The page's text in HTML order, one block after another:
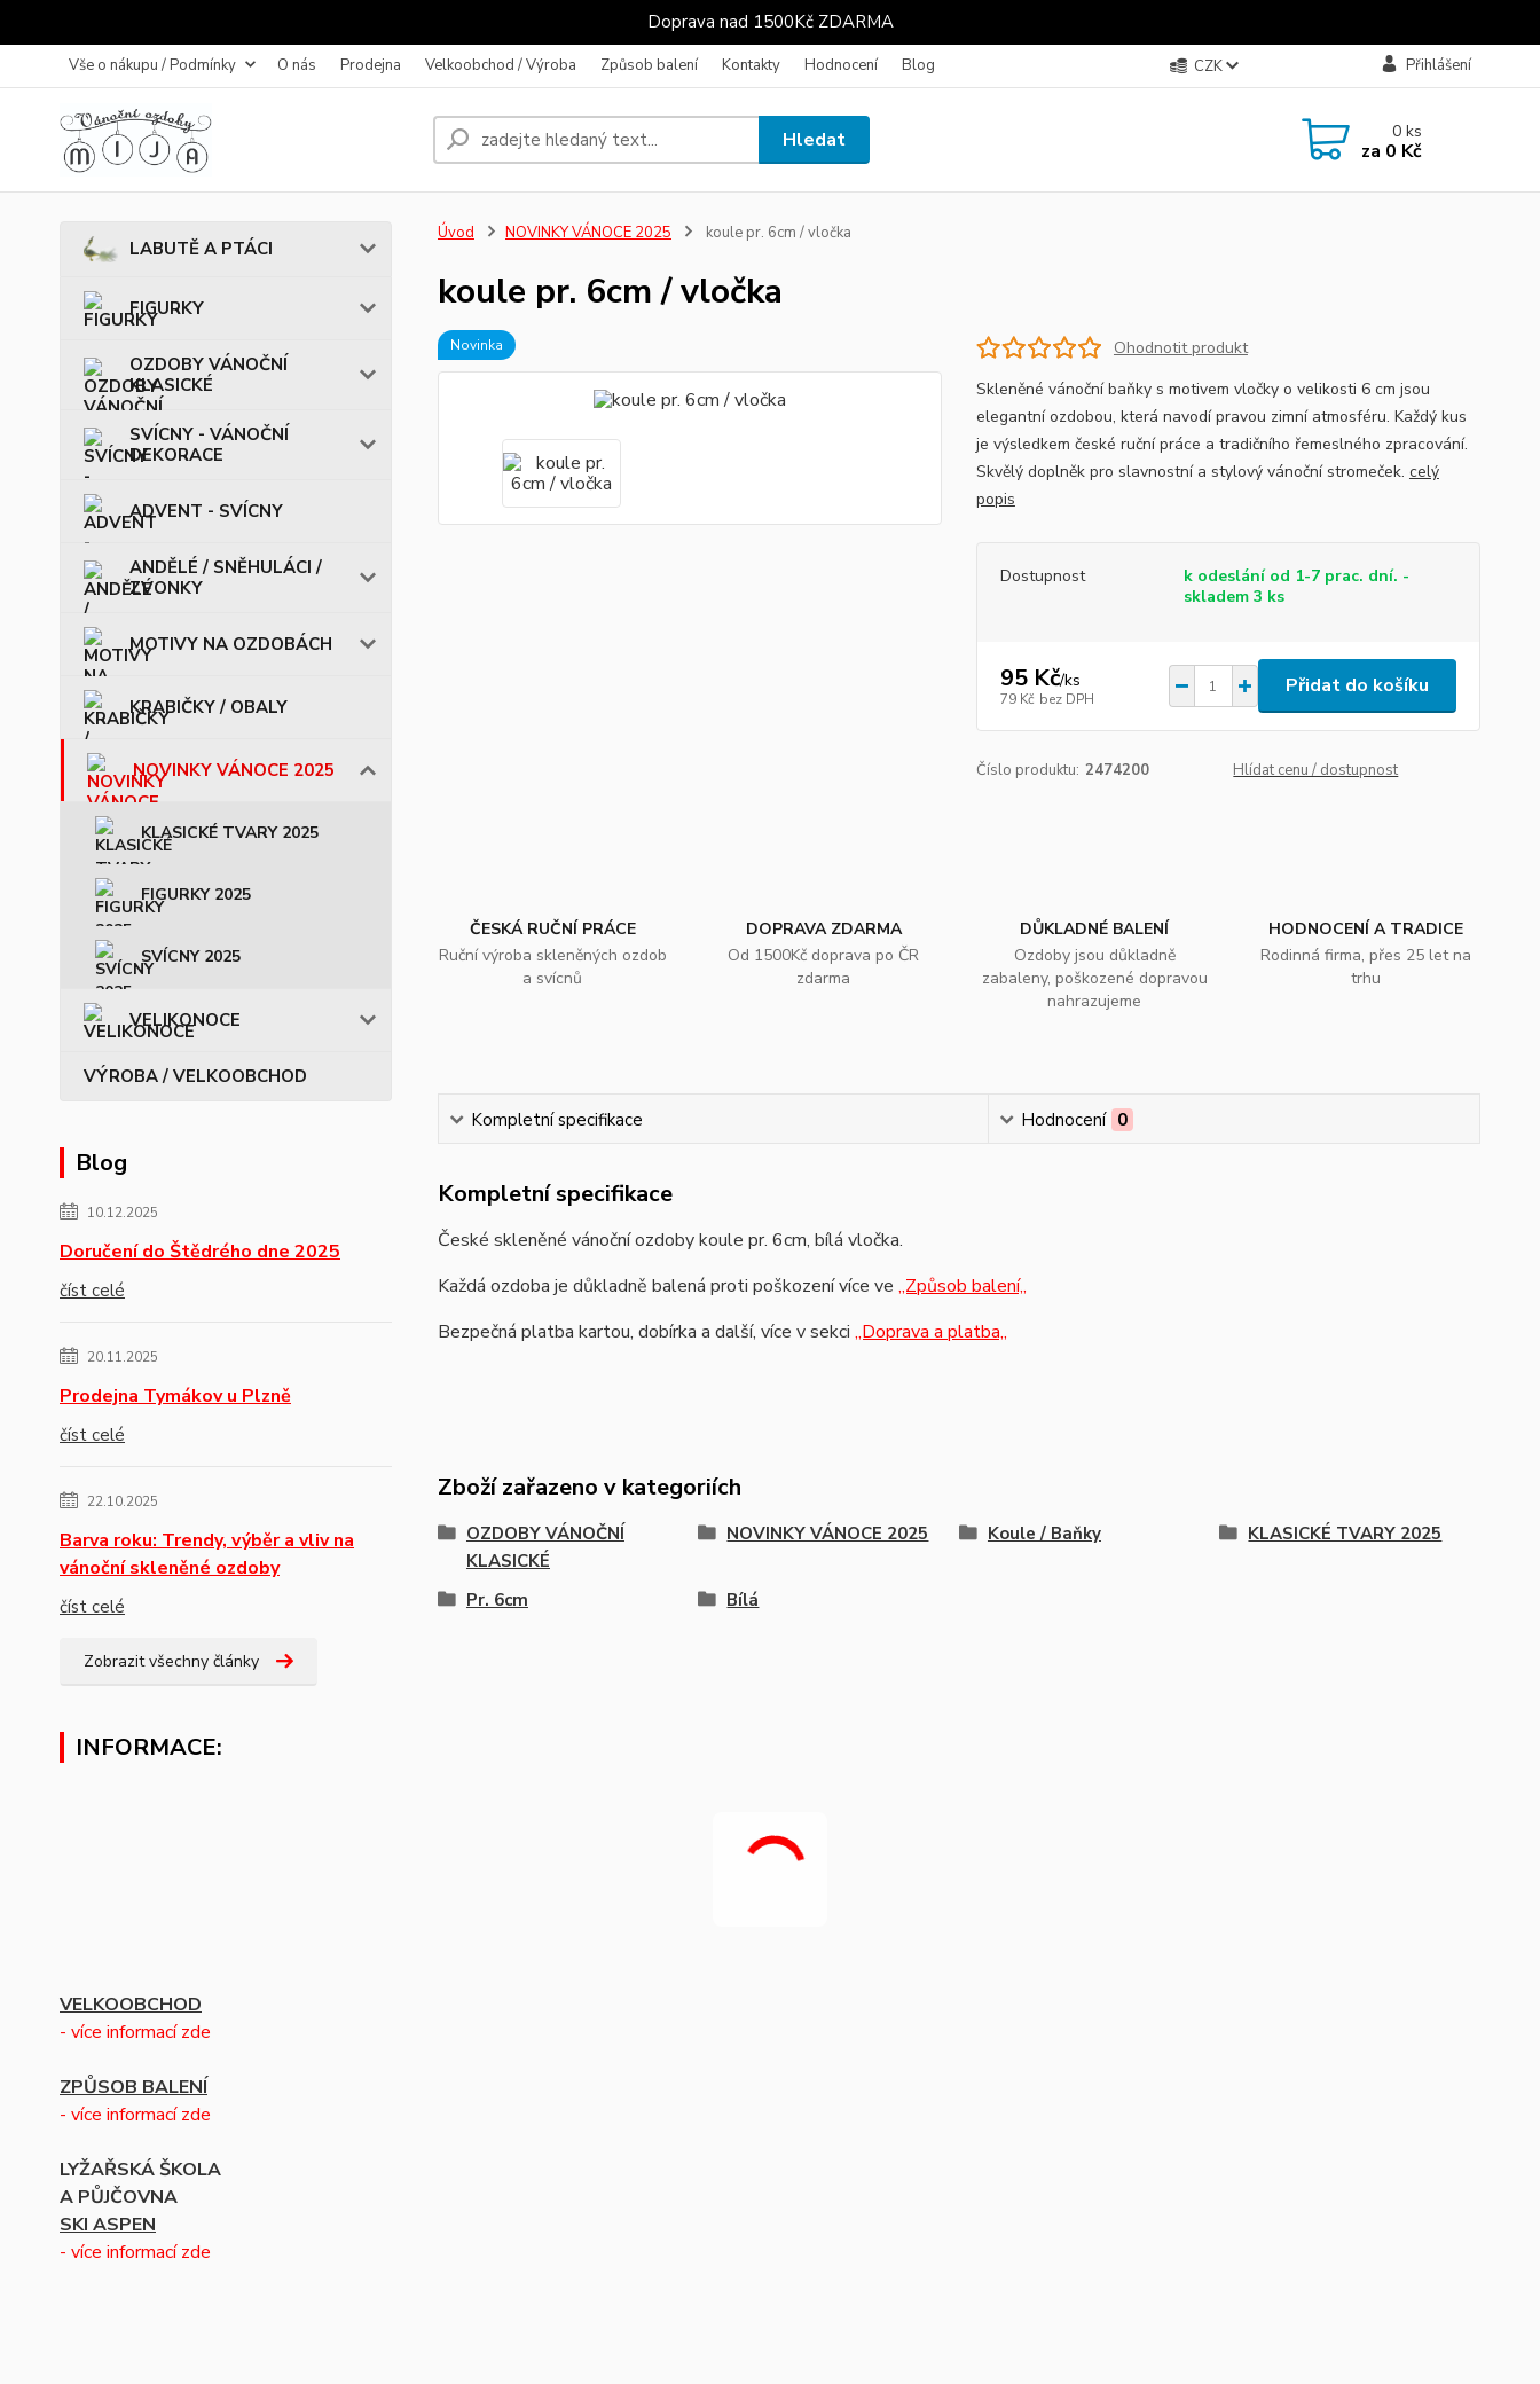
Doprava nad 1500Kč ZDARMA
Vše o nákupu / Podmínky O nás Prodejna Velkoobchod / Výroba Způsob balení Kontakty Hodnocení Blog CZK Přihlášení
Hledat 0ks
za 0 Kč
LABUTĚ A PTÁCI
FIGURKY
OZDOBY VÁNOČNÍ
KLASICKÉ
SVÍCNY - VÁNOČNÍ
DEKORACE
ADVENT - SVÍCNY
ANDĚLÉ / SNĚHULÁCI /
ZVONKY
MOTIVY NA OZDOBÁCH
KRABIČKY / OBALY
NOVINKY VÁNOCE 2025
KLASICKÉ TVARY 2025
FIGURKY 2025
SVÍCNY 2025
VELIKONOCE
VÝROBA / VELKOOBCHOD
Blog
10.12.2025
Doručení do Štědrého dne 2025
číst celé
20.11.2025
Prodejna Tymákov u Plzně
číst celé
22.10.2025
Barva roku: Trendy, výběr a vliv na
vánoční skleněné ozdoby
číst celé
Zobrazit všechny články
INFORMACE:
VELKOOBCHOD
- více informací zde
ZPŮSOB BALENÍ
- více informací zde
LYŽAŘSKÁ ŠKOLA
A PŮJČOVNA
SKI ASPEN
- více informací zde
Úvod NOVINKY VÁNOCE 2025 koule pr. 6cm / vločka
koule pr. 6cm / vločka
Novinka
Ohodnotit produkt
Skleněné vánoční baňky s motivem vločky o velikosti 6 cm jsou
elegantní ozdobou, která navodí pravou zimní atmosféru. Každý kus
je výsledkem české ruční práce a tradičního řemeslného zpracování.
Skvělý doplněk pro slavnostní a stylový vánoční stromeček. celý
popis
Dostupnost
k odeslání od 1-7 prac. dní. -
skladem 3 ks
95 Kč/ks
79 Kč bez DPH
Přidat do košíku
Číslo produktu: 2474200 Hlídat cenu / dostupnost
ČESKÁ RUČNÍ PRÁCE
Ruční výroba skleněných ozdob
a svícnů
DOPRAVA ZDARMA
Od 1500Kč doprava po ČR
zdarma
DŮKLADNÉ BALENÍ
Ozdoby jsou důkladně
zabaleny, poškozené dopravou
nahrazujeme
HODNOCENÍ A TRADICE
Rodinná firma, přes 25 let na
trhu
Kompletní specifikace Hodnocení 0
Kompletní specifikace
České skleněné vánoční ozdoby koule pr. 6cm, bílá vločka.
Každá ozdoba je důkladně balená proti poškození více ve ,,Způsob balení,,
Bezpečná platba kartou, dobírka a další, více v sekci ,,Doprava a platba,,
Zboží zařazeno v kategoriích
OZDOBY VÁNOČNÍ
KLASICKÉ
NOVINKY VÁNOCE 2025 Koule / Baňky KLASICKÉ TVARY 2025
Pr. 6cm Bílá